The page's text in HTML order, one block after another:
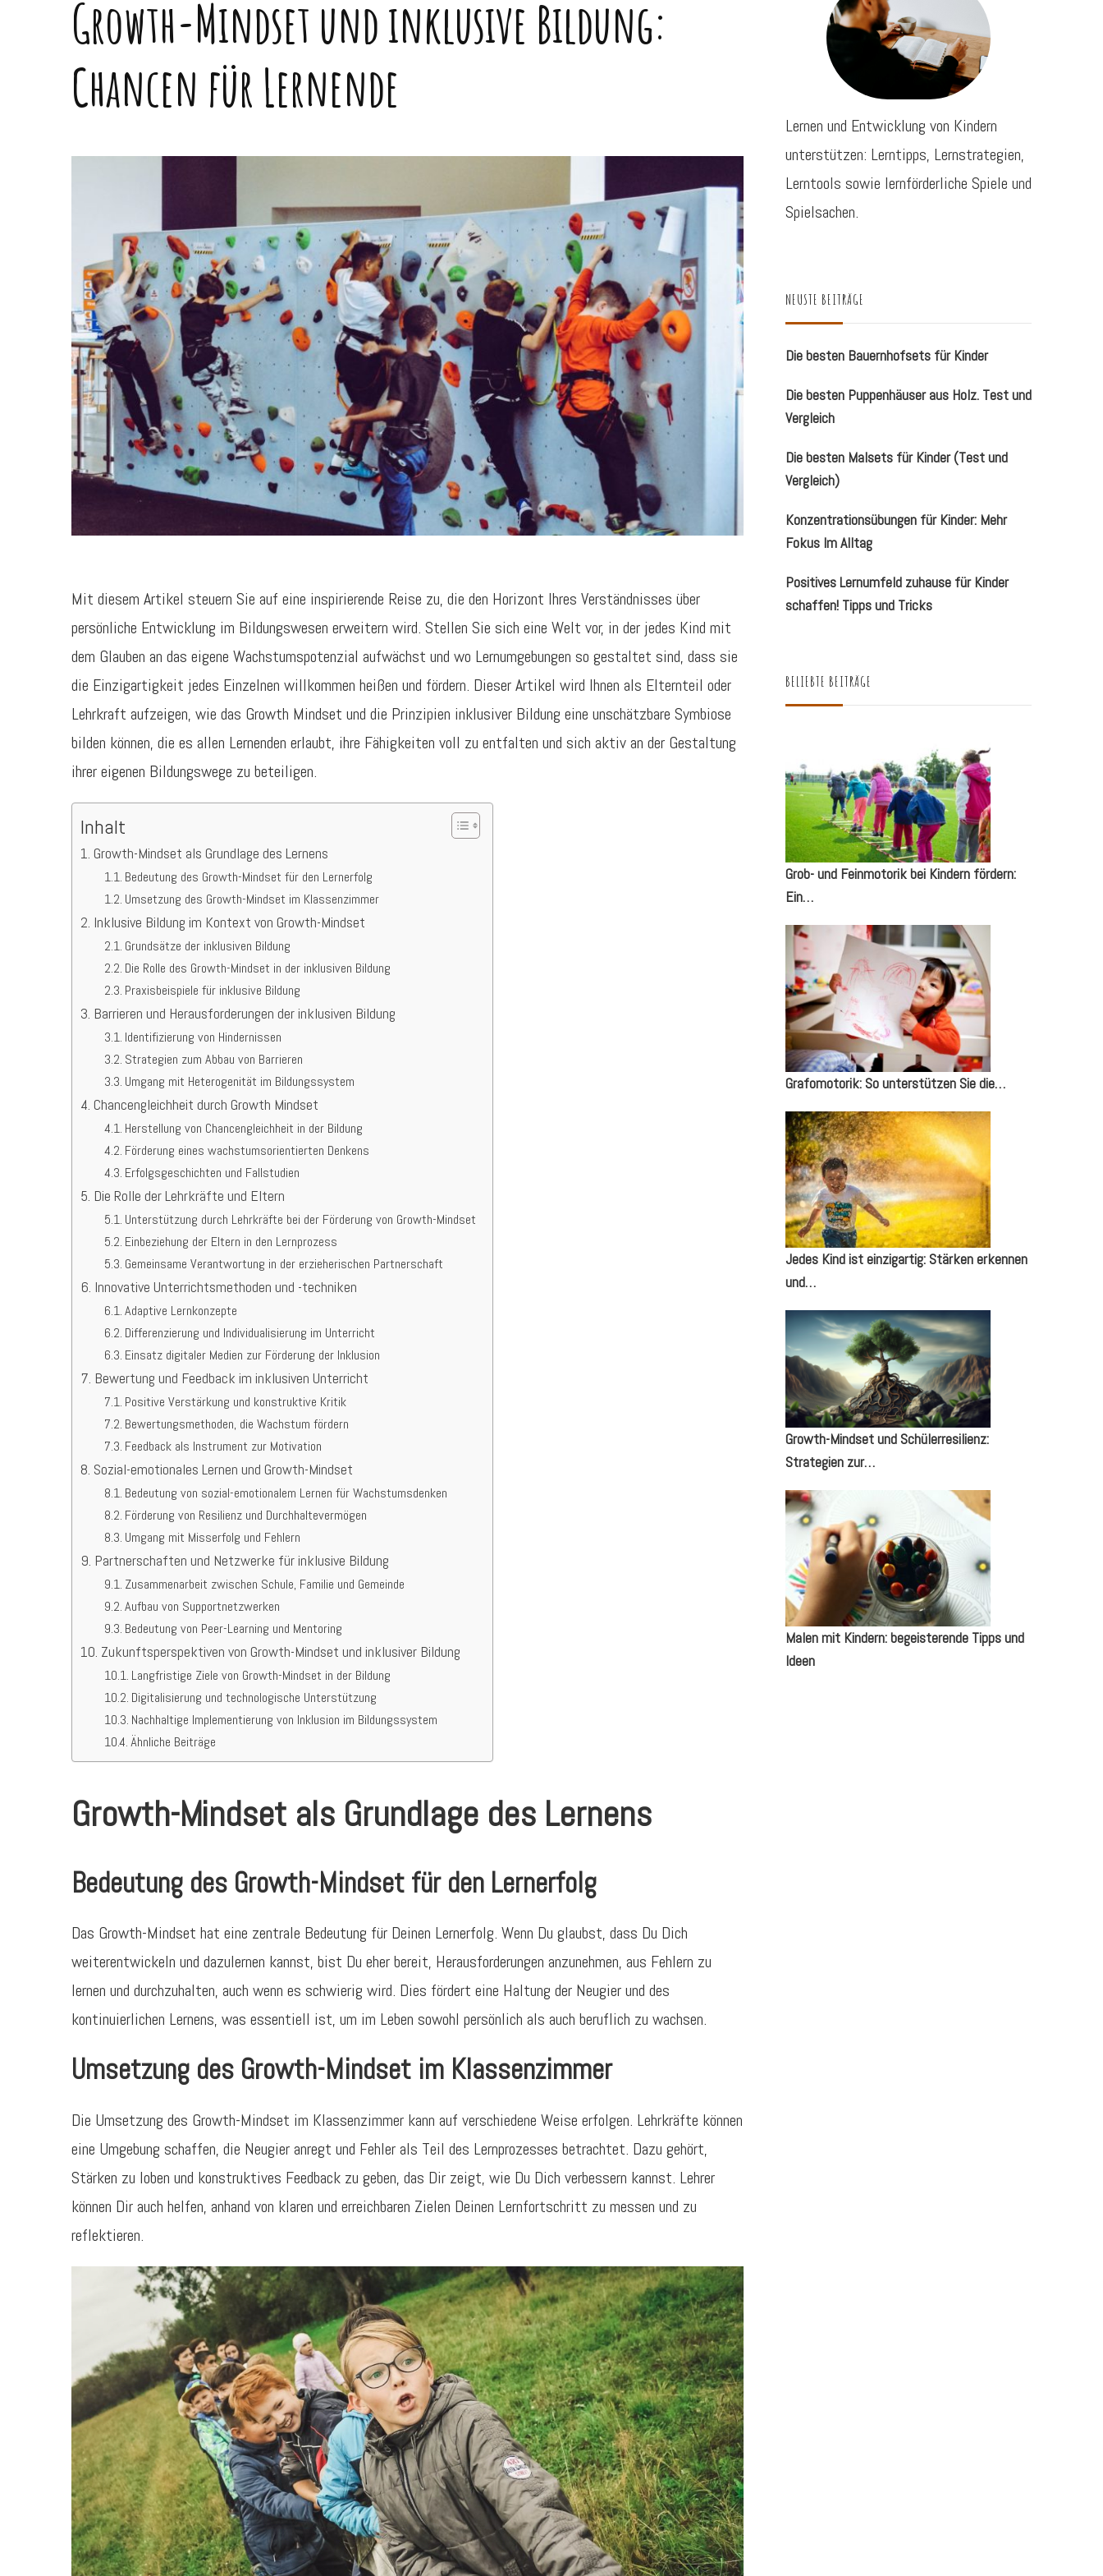
Growth-Mindset und inklusive Bildung:
Chancen für Lernende
Mit diesem Artikel steuern Sie auf eine inspirierende Reise zu, die den Horizont Ihres Verständnisses über
persönliche Entwicklung im Bildungswesen erweitern wird. Stellen Sie sich eine Welt vor, in der jedes Kind mit
dem Glauben an das eigene Wachstumspotenzial aufwächst und wo Lernumgebungen so gestaltet sind, dass sie
die Einzigartigkeit jedes Einzelnen willkommen heißen und fördern. Dieser Artikel wird Ihnen als Elternteil oder
Lehrkraft aufzeigen, wie das Growth Mindset und die Prinzipien inklusiver Bildung eine unschätzbare Symbiose
bilden können, die es allen Lernenden erlaubt, ihre Fähigkeiten voll zu entfalten und sich aktiv an der Gestaltung
ihrer eigenen Bildungswege zu beteiligen.
Inhalt
Growth-Mindset als Grundlage des Lernens
Bedeutung des Growth-Mindset für den Lernerfolg
Umsetzung des Growth-Mindset im Klassenzimmer
Inklusive Bildung im Kontext von Growth-Mindset
Grundsätze der inklusiven Bildung
Die Rolle des Growth-Mindset in der inklusiven Bildung
Praxisbeispiele für inklusive Bildung
Barrieren und Herausforderungen der inklusiven Bildung
Identifizierung von Hindernissen
Strategien zum Abbau von Barrieren
Umgang mit Heterogenität im Bildungssystem
Chancengleichheit durch Growth Mindset
Herstellung von Chancengleichheit in der Bildung
Förderung eines wachstumsorientierten Denkens
Erfolgsgeschichten und Fallstudien
Die Rolle der Lehrkräfte und Eltern
Unterstützung durch Lehrkräfte bei der Förderung von Growth-Mindset
Einbeziehung der Eltern in den Lernprozess
Gemeinsame Verantwortung in der erzieherischen Partnerschaft
Innovative Unterrichtsmethoden und -techniken
Adaptive Lernkonzepte
Differenzierung und Individualisierung im Unterricht
Einsatz digitaler Medien zur Förderung der Inklusion
Bewertung und Feedback im inklusiven Unterricht
Positive Verstärkung und konstruktive Kritik
Bewertungsmethoden, die Wachstum fördern
Feedback als Instrument zur Motivation
Sozial-emotionales Lernen und Growth-Mindset
Bedeutung von sozial-emotionalem Lernen für Wachstumsdenken
Förderung von Resilienz und Durchhaltevermögen
Umgang mit Misserfolg und Fehlern
Partnerschaften und Netzwerke für inklusive Bildung
Zusammenarbeit zwischen Schule, Familie und Gemeinde
Aufbau von Supportnetzwerken
Bedeutung von Peer-Learning und Mentoring
Zukunftsperspektiven von Growth-Mindset und inklusiver Bildung
Langfristige Ziele von Growth-Mindset in der Bildung
Digitalisierung und technologische Unterstützung
Nachhaltige Implementierung von Inklusion im Bildungssystem
Ähnliche Beiträge
Growth-Mindset als Grundlage des Lernens
Bedeutung des Growth-Mindset für den Lernerfolg
Das Growth-Mindset hat eine zentrale Bedeutung für Deinen Lernerfolg. Wenn Du glaubst, dass Du Dich
weiterentwickeln und dazulernen kannst, bist Du eher bereit, Herausforderungen anzunehmen, aus Fehlern zu
lernen und durchzuhalten, auch wenn es schwierig wird. Dies fördert eine Haltung der Neugier und des
kontinuierlichen Lernens, was essentiell ist, um im Leben sowohl persönlich als auch beruflich zu wachsen.
Umsetzung des Growth-Mindset im Klassenzimmer
Die Umsetzung des Growth-Mindset im Klassenzimmer kann auf verschiedene Weise erfolgen. Lehrkräfte können
eine Umgebung schaffen, die Neugier anregt und Fehler als Teil des Lernprozesses betrachtet. Dazu gehört,
Stärken zu loben und konstruktives Feedback zu geben, das Dir zeigt, wie Du Dich verbessern kannst. Lehrer
können Dir auch helfen, anhand von klaren und erreichbaren Zielen Deinen Lernfortschritt zu messen und zu
reflektieren.
Lernen und Entwicklung von Kindern
unterstützen: Lerntipps, Lernstrategien,
Lerntools sowie lernförderliche Spiele und
Spielsachen.
NEUSTE BEITRÄGE
Die besten Bauernhofsets für Kinder
Die besten Puppenhäuser aus Holz. Test und
Vergleich
Die besten Malsets für Kinder (Test und
Vergleich)
Konzentrationsübungen für Kinder: Mehr
Fokus Im Alltag
Positives Lernumfeld zuhause für Kinder
schaffen! Tipps und Tricks
BELIEBTE BEITRÄGE
Grob- und Feinmotorik bei Kindern fördern:
Ein…
Grafomotorik: So unterstützen Sie die…
Jedes Kind ist einzigartig: Stärken erkennen
und…
Growth-Mindset und Schülerresilienz:
Strategien zur…
Malen mit Kindern: begeisterende Tipps und
Ideen